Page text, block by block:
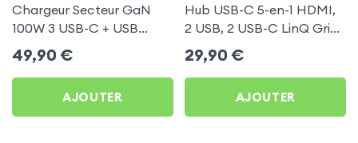
Chargeur Secteur GaN
100W 3 USB-C + USB
Swissten pour Realme 8i
49,90 €
AJOUTER
Hub USB-C 5-en-1 HDMI,
2 USB, 2 USB-C LinQ Gris
pour Realme 8i
29,90 €
AJOUTER